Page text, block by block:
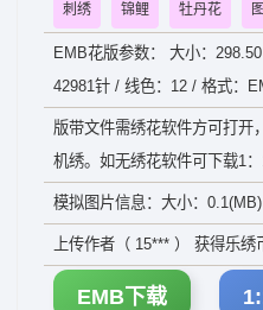
刺绣 锦鲤 牡丹花
EMB花版参数： 大小：
42981针 / 线色：12 / 格式：
版带文件需绣花软件方可打开
机绣。如无绣花软件可下载1：
模拟图片信息：大小：
上传作者（ 15*** ） 获得乐绣
EMB下载